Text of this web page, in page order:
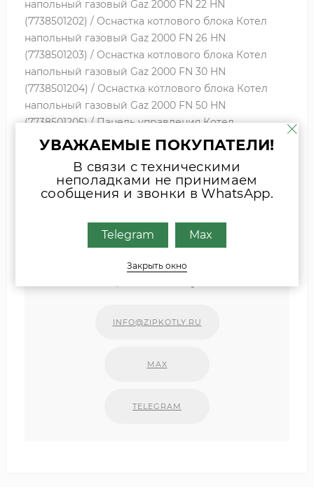
напольный газовый Gaz 2000 FN 22 HN
(7738501202) / Оснастка котлового блока Котел
напольный газовый Gaz 2000 FN 26 HN
(7738501203) / Оснастка котлового блока Котел
напольный газовый Gaz 2000 FN 30 HN
(7738501204) / Оснастка котлового блока Котел
напольный газовый Gaz 2000 FN 50 HN
(7738501205) / Панель управления Котел
напольный газовый Gaz 2000 FN 50 HN
комплектующих, присылайте фото
шильда оборудования или запчасти
INFO@ZIPKOTLY.RU
MAX
TELEGRAM
УВАЖАЕМЫЕ ПОКУПАТЕЛИ!
В связи с техническими
неполадками не принимаем
сообщения и звонки в WhatsApp.
Telegram Max
Закрыть окно